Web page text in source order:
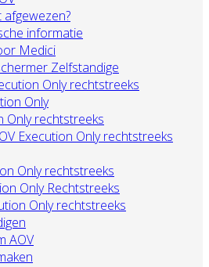
informatie
Medici
Zelfstandige
Only rechtstreeks
Only
Only rechtstreeks
Execution Only rechtstreeks
Only rechtstreeks
Only Rechtstreeks
Only rechtstreeks
AOV